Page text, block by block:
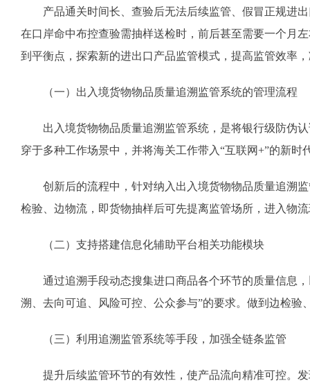
产品通关时间长、查验后无法后续监管、假冒正规进
在口岸命中布控查验需抽样送检时，前后甚至需要一个月
到平衡点，探索新的进出口产品监管模式，提高监管效率
（一）出入境货物物品质量追溯监管系统的管理流程
出入境货物物品质量追溯监管系统，是将银行级防伪
穿于多种工作场景中，并将海关工作带入“互联网+”的新时
创新后的流程中，针对纳入出入境货物物品质量追溯
检验、边物流，即货物抽样后可先提离监管场所，进入物
（二）支持搭建信息化辅助平台相关功能模块
通过追溯手段动态搜集进口商品各个环节的质量信息
溯、去向可追、风险可控、公众参与”的要求。做到边检验
（三）利用追溯监管系统等手段，加强全链条监管
提升后续监管环节的有效性，使产品流向精准可控。